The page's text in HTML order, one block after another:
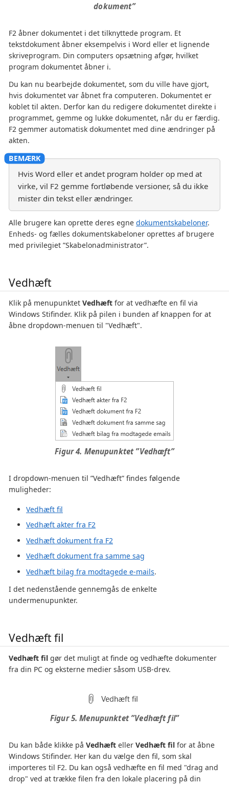
dokument”
F2 åbner dokumentet i det tilknyttede program. Et
tekstdokument åbner eksempelvis i Word eller et lignende
skriveprogram. Din computers opsætning afgør, hvilket
program dokumentet åbner i.
Du kan nu bearbejde dokumentet, som du ville have gjort,
hvis dokumentet var åbnet fra computeren. Dokumentet er
koblet til akten. Derfor kan du redigere dokumentet direkte i
programmet, gemme og lukke dokumentet, når du er færdig.
F2 gemmer automatisk dokumentet med dine ændringer på
akten.
Hvis Word eller et andet program holder op med at
virke, vil F2 gemme fortløbende versioner, så du ikke
mister din tekst eller ændringer.
Alle brugere kan oprette deres egne dokumentskabeloner.
Enheds- og fælles dokumentskabeloner oprettes af brugere
med privilegiet ”Skabelonadministrator”.
Vedhæft
Klik på menupunktet Vedhæft for at vedhæfte en fil via
Windows Stifinder. Klik på pilen i bunden af knappen for at
åbne dropdown-menuen til "Vedhæft".
Figur 4. Menupunktet ”Vedhæft”
I dropdown-menuen til ”Vedhæft” findes følgende
muligheder:
Vedhæft fil
Vedhæft akter fra F2
Vedhæft dokument fra F2
Vedhæft dokument fra samme sag
Vedhæft bilag fra modtagede e-mails.
I det nedenstående gennemgås de enkelte
undermenupunkter.
Vedhæft fil
Vedhæft fil gør det muligt at finde og vedhæfte dokumenter
fra din PC og eksterne medier såsom USB-drev.
Figur 5. Menupunktet ”Vedhæft fil”
Du kan både klikke på Vedhæft eller Vedhæft fil for at åbne
Windows Stifinder. Her kan du vælge den fil, som skal
importeres til F2. Du kan også vedhæfte en fil med "drag and
drop" ved at trække filen fra den lokale placering på din